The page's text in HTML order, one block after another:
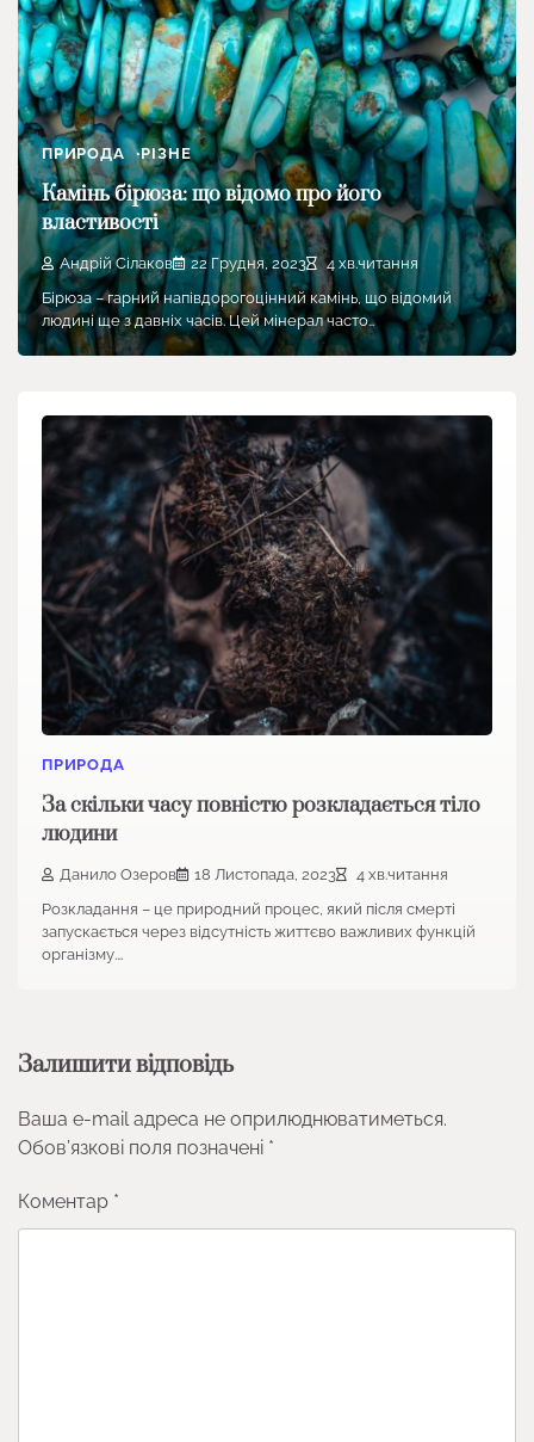
ПРИРОДА РІЗНЕ
Камінь бірюза: що відомо про його
властивості
Андрій Сілаков 22 Грудня, 2023
4 хв.читання
Бірюза – гарний напівдорогоцінний камінь, що відомий
людині ще з давніх часів. Цей мінерал часто…
ПРИРОДА
За скільки часу повністю розкладається тіло
людини
Данило Озеров 18 Листопада, 2023
4 хв.читання
Розкладання – це природний процес, який після смерті
запускається через відсутність життєво важливих функцій
організму.…
Залишити відповідь
Ваша e-mail адреса не оприлюднюватиметься.
Обов’язкові поля позначені *
Коментар *